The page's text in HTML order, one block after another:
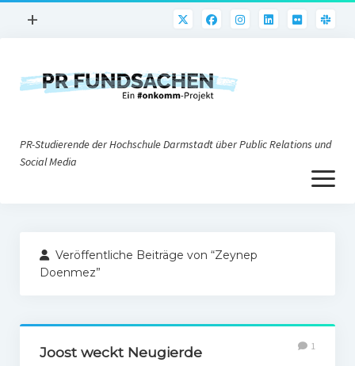
Menü
+
PR@h_da
Nonprofit-PR
Corporate Weblogs
Social Media
PR-Theorie
PR-Studierende der Hochschule Darmstadt über Public Relations und
Social Media
Menü
öffnen
Impressum
Veröffentliche Beiträge von “Zeynep
Doenmez”
Joost weckt Neugierde 1